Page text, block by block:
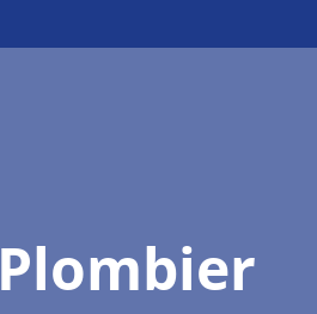
Plombier